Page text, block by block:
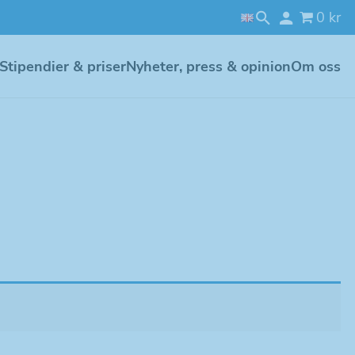
0 kr
Stipendier & priserNyheter, press & opinionOm oss